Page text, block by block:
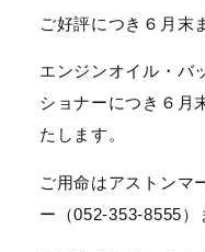
ご好評につき６月末
エンジンオイル・バ
ショナーにつき６月
たします。
ご用命はアストンマ
ー（052-353-8555）